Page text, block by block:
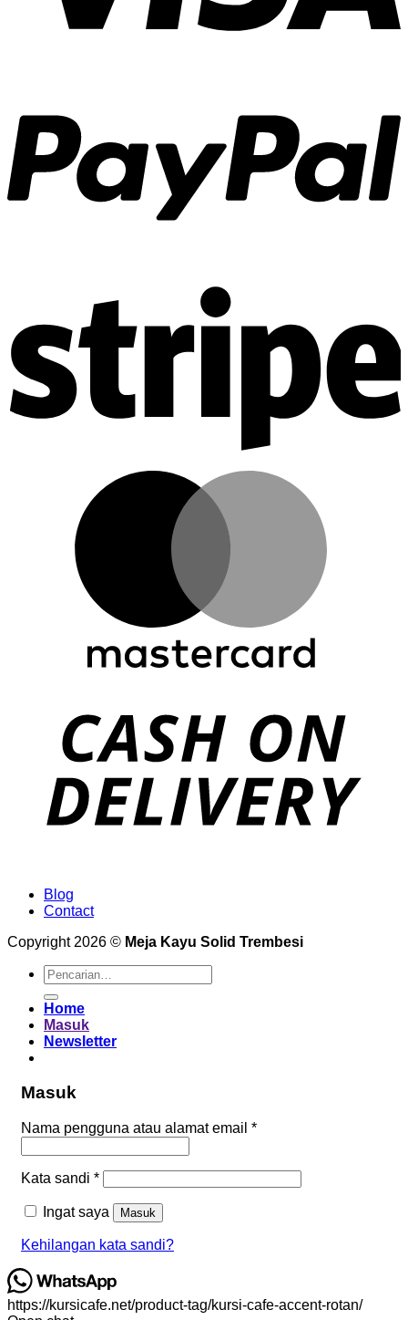
Blog
Contact
Copyright 2026 © Meja Kayu Solid Trembesi
Pencarian
untuk:
Home
Masuk
Newsletter
Masuk
Nama pengguna atau alamat email *Wajib
Kata sandi *Wajib
Ingat saya Masuk
Kehilangan kata sandi?
https://kursicafe.net/product-tag/kursi-cafe-accent-rotan/